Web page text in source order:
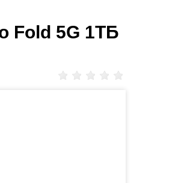
Fold 5G 1ТБ